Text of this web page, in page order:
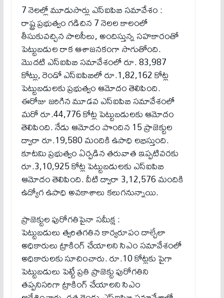
7 నెలల్లో మూడుసార్లు ఎస్‌ఐపిబి సమావేశం :
రాష్ట్ర ప్రభుత్వం గడిచిన 7 నెలల కాలంలో
తీసుకువచ్చిన పాలసీలు, అందిస్తున్న సహకారంతో
పెట్టుబడుల రాక ఆశాజనకంగా సాగుతోంది.
మొదటి ఎస్ఐపిబి సమావేశంలో రూ. 83,987
కోట్లు, రెండో ఎస్ఐపిబిలో రూ.1,82,162 కోట్ల
పెట్టుబడులకు ప్రభుత్వం ఆమోదం తెలిపింది.
ఈరోజు జరిగిన మూడవ ఎస్ఐపిబి సమావేశంలో
మరో రూ.44,776 కోట్ల పెట్టుబడులకు ఆమోదం
తెలిపింది. నేడు ఆమోదం పొందిన 15 ప్రాజెక్టుల
ద్వారా రూ.19,580 మందికి ఉపాధి లభిస్తుంది.
కూటమి ప్రభుత్వం ఏర్పడిన తరువాత ఇప్పటివరకు
రూ.3,10,925 కోట్ల పెట్టుబడులకు ఎస్ఐపిబి
ఆమోదం తెలిపింది. వీటి ద్వారా 3,12,576 మందికి
ఉద్యోగ ఉపాధి అవకాశాలు కలుగనున్నాయి.
ప్రాజెక్టుల పురోగతిపైనా సమీక్ష :
పెట్టుబడులు త్వరితగతిన కార్యరూపం దాల్చేలా
అధికారులు ట్రాకింగ్ చేయాలని సిఎం సమావేశంలో
అధికారులకు సూచించారు. రూ.10 కోట్లకు పైగా
పెట్టుబడులు పెట్టే ప్రతి ప్రాజెక్టు పురోగతిని
తప్పనిసరిగా ట్రాకింగ్ చేయాలని సిఎం